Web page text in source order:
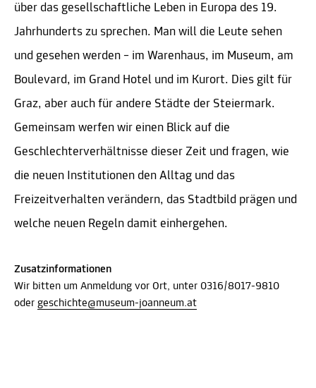
über das gesellschaftliche Leben in Europa des 19.
Jahrhunderts zu sprechen. Man will die Leute sehen
und gesehen werden – im Warenhaus, im Museum, am
Boulevard, im Grand Hotel und im Kurort. Dies gilt für
Graz, aber auch für andere Städte der Steiermark.
Gemeinsam werfen wir einen Blick auf die
Geschlechterverhältnisse dieser Zeit und fragen, wie
die neuen Institutionen den Alltag und das
Freizeitverhalten verändern, das Stadtbild prägen und
welche neuen Regeln damit einhergehen.
Zusatzinformationen
Wir bitten um Anmeldung vor Ort, unter 0316/8017-9810
oder geschichte@museum-joanneum.at